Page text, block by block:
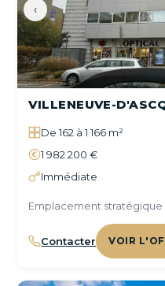
‹
VILLENEUVE-
De 162 à 1 166 m²
1 982 200 €
Immédiate
Emplacement stratégique
Contacter VOIR